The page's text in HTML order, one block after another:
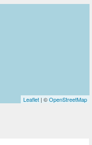
Leaflet | ©OpenStreetMap